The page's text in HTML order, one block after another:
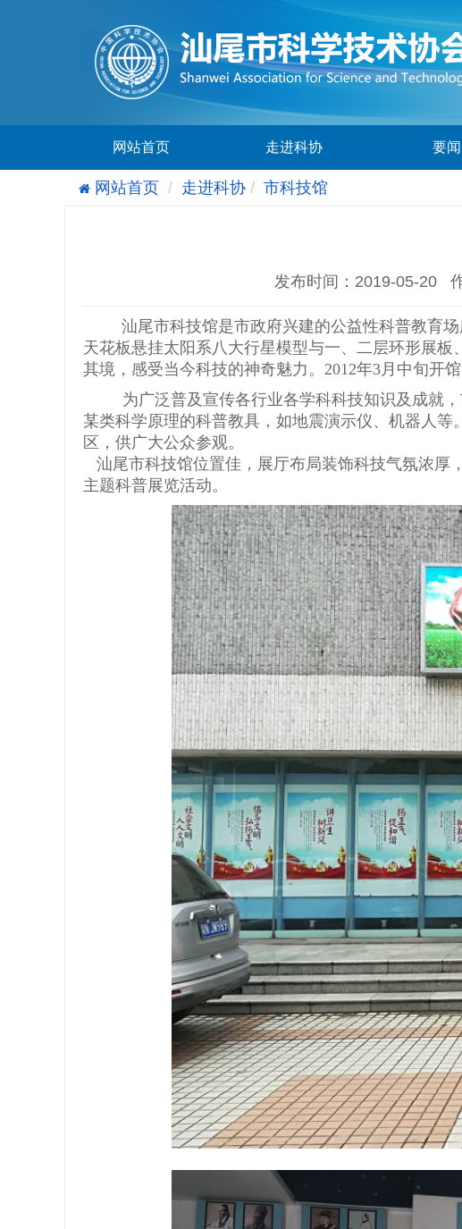
网站首页 走进科协 要闻
网站首页 走进科协 市科技馆
发布时间：2019-05-20
汕尾市科技馆是市政府兴建的公益性科普教育
天花板悬挂太阳系八大行星模型与一、二层环形展
其境，感受当今科技的神奇魅力。2012年3月中旬开
为广泛普及宣传各行业各学科科技知识及成就
某类科学原理的科普教具，如地震演示仪、机器人
区，供广大公众参观。
汕尾市科技馆位置佳，展厅布局装饰科技气氛浓厚
主题科普展览活动。